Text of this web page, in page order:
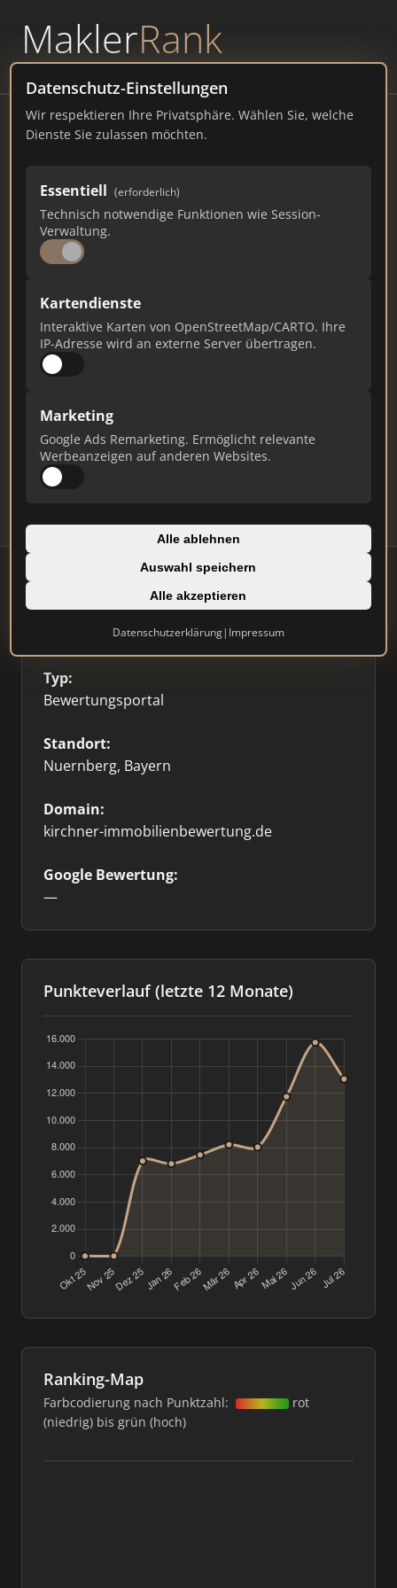
MaklerRank
powered byWAVEPOINT
Datenschutz-Einstellungen
Wir respektieren Ihre Privatsphäre. Wählen Sie, welche
Dienste Sie zulassen möchten.
Essentiell (erforderlich)
Technisch notwendige Funktionen wie Session-
Verwaltung.
Kartendienste
Interaktive Karten von OpenStreetMap/CARTO. Ihre
IP-Adresse wird an externe Server übertragen.
Marketing
Google Ads Remarketing. Ermöglicht relevante
Werbeanzeigen auf anderen Websites.
Alle ablehnen
Auswahl speichern
Alle akzeptieren
Datenschutzerklärung| Impressum
Kirchner & Kollegen
Immobilienbewertung
Frankenstraße 152, 90461 Nuernberg
kirchner-immobilienbewertung.de
13.059
Gesamtpunkte Städte Top 10 Rankings
Verifizieren Sie Ihr Profil, bearbeiten Sie Ihre
Daten und erhalten Sie monatliche Ranking-
Updates.
Firmenprofil ⭐ Etabliert
Typ:
Bewertungsportal
Standort:
Nuernberg, Bayern
Domain:
kirchner-immobilienbewertung.de
Google Bewertung:
—
Punkteverlauf (letzte 12 Monate)
Ranking-Map
Farbcodierung nach Punktzahl:
rot
(niedrig) bis grün (hoch)